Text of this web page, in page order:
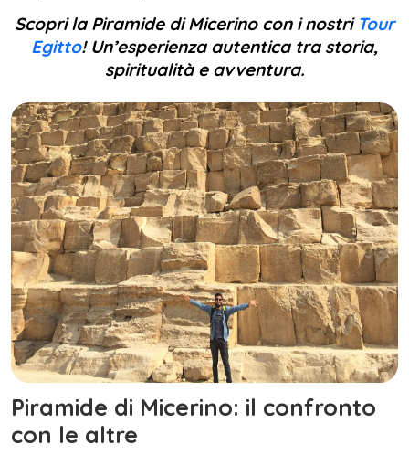
Scopri la Piramide di Micerino con i nostri Tour
Egitto! Un’esperienza autentica tra storia,
spiritualità e avventura.
Piramide di Micerino: il confronto
con le altre